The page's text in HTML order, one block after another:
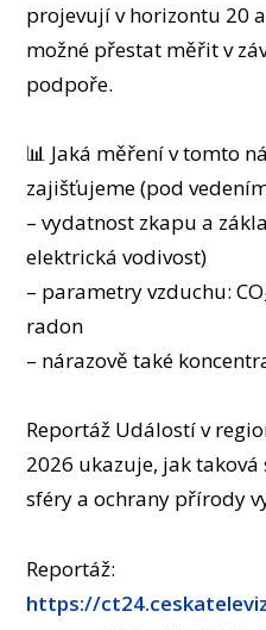
projevují v horizontu 20
možné přestat měřit v
podpoře.
📊 Jaká měření v tomto
zajišťujeme (pod
– vydatnost zkapu a
elektrická vodivost)
– parametry vzduchu:
radon
– nárazově také
Reportáž Událostí v
2026 ukazuje, jak
sféry a ochrany přírody
Reportáž:
https://